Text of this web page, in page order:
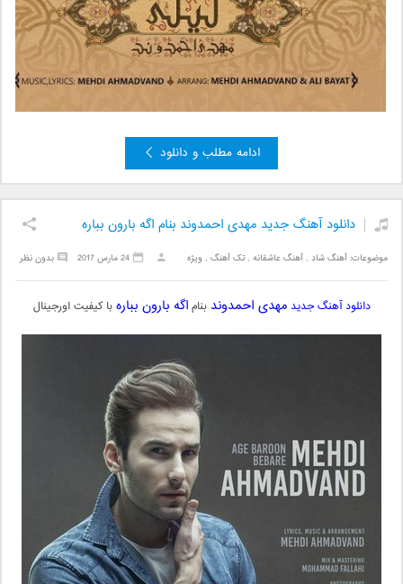
ادامه مطلب و دانلود
دانلود آهنگ جدید مهدی احمدوند بنام اگه بارون بباره
موضوعات:آهنگ شاد ,آهنگ عاشقانه ,تک آهنگ ,ویژه بدون نظر 24 مارس 2017
دانلود آهنگ جدید مهدی احمدوند بناماگه بارون ببارهبا کیفیت اورجینال